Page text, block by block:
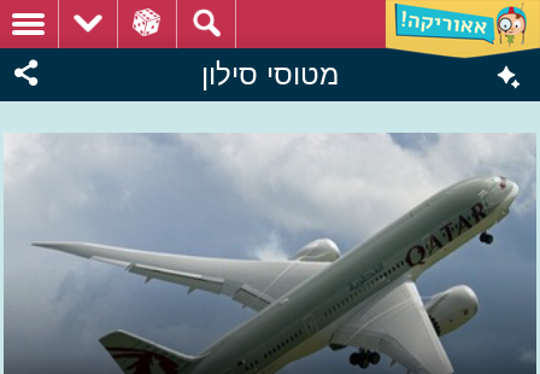
מטוסי סילון